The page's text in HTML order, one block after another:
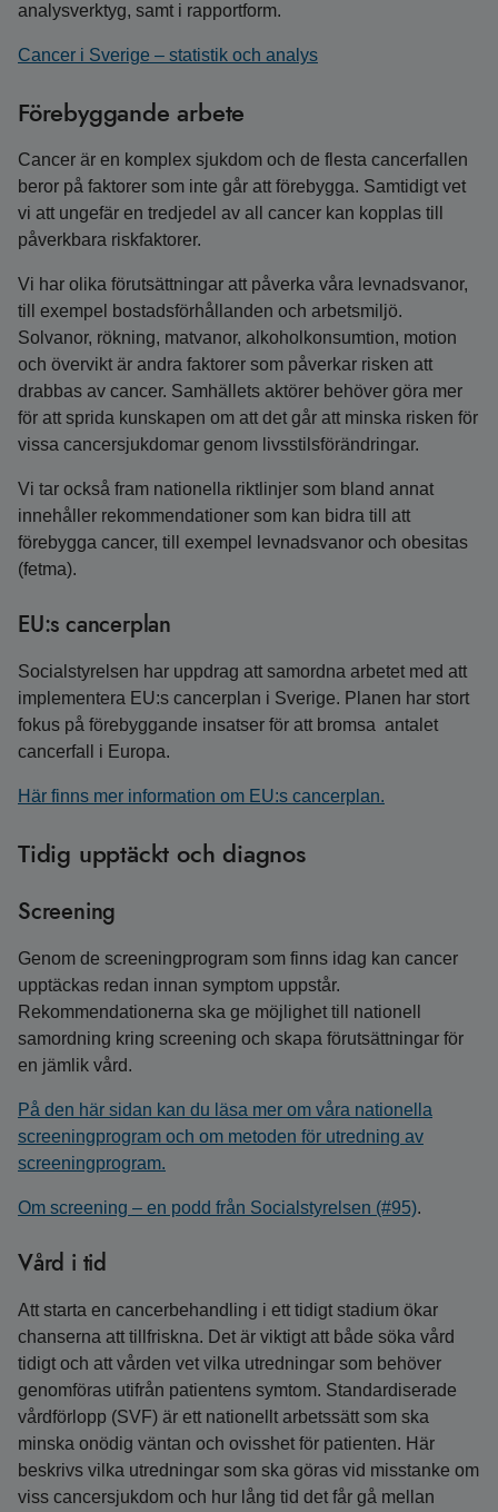
analysverktyg, samt i rapportform.
Cancer i Sverige – statistik och analys
Förebyggande arbete
Cancer är en komplex sjukdom och de flesta cancerfallen
beror på faktorer som inte går att förebygga. Samtidigt vet
vi att ungefär en tredjedel av all cancer kan kopplas till
påverkbara riskfaktorer.
Vi har olika förutsättningar att påverka våra levnadsvanor,
till exempel bostadsförhållanden och arbetsmiljö.
Solvanor, rökning, matvanor, alkoholkonsumtion, motion
och övervikt är andra faktorer som påverkar risken att
drabbas av cancer. Samhällets aktörer behöver göra mer
för att sprida kunskapen om att det går att minska risken för
vissa cancersjukdomar genom livsstilsförändringar.
Vi tar också fram nationella riktlinjer som bland annat
innehåller rekommendationer som kan bidra till att
förebygga cancer, till exempel levnadsvanor och obesitas
(fetma).
EU:s cancerplan
Socialstyrelsen har uppdrag att samordna arbetet med att
implementera EU:s cancerplan i Sverige. Planen har stort
fokus på förebyggande insatser för att bromsa antalet
cancerfall i Europa.
Här finns mer information om EU:s cancerplan.
Tidig upptäckt och diagnos
Screening
Genom de screeningprogram som finns idag kan cancer
upptäckas redan innan symptom uppstår.
Rekommendationerna ska ge möjlighet till nationell
samordning kring screening och skapa förutsättningar för
en jämlik vård.
På den här sidan kan du läsa mer om våra nationella
screeningprogram och om metoden för utredning av
screeningprogram.
Om screening – en podd från Socialstyrelsen (#95).
Vård i tid
Att starta en cancerbehandling i ett tidigt stadium ökar
chanserna att tillfriskna. Det är viktigt att både söka vård
tidigt och att vården vet vilka utredningar som behöver
genomföras utifrån patientens symtom. Standardiserade
vårdförlopp (SVF) är ett nationellt arbetssätt som ska
minska onödig väntan och ovisshet för patienten. Här
beskrivs vilka utredningar som ska göras vid misstanke om
viss cancersjukdom och hur lång tid det får gå mellan